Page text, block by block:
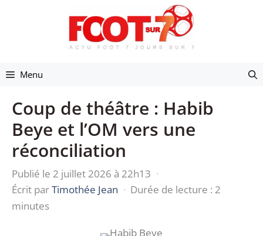
Menu
Coup de théâtre : Habib
Beye et l’OM vers une
réconciliation
Publié le 2 juillet 2026 à 22h13 ·
Écrit parTimothée Jean · Durée de lecture : 2
minutes